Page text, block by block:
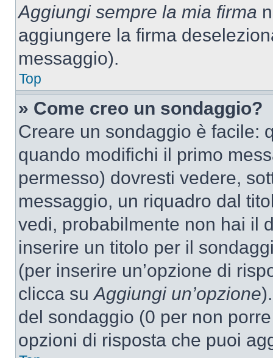
Aggiungi sempre la mia firma
aggiungere la firma
messaggio).
Top
» Come creo un sondaggio?
Creare un sondaggio è facile:
quando modifichi il primo
permesso) dovresti vedere,
messaggio, un riquadro dal
vedi, probabilmente non hai il
inserire un titolo per il
(per inserire un’opzione di
clicca suAggiungi un’opzione
del sondaggio (0 per non
opzioni di risposta che puoi